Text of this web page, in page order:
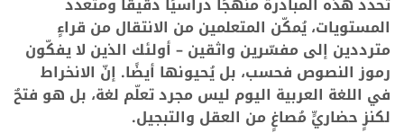
المستويات، يُمكّن المتعلمين من الانتقال من قراءٍ
مترددين إلى مفسّرين واثقين – أولئك الذين لا يفكّون
رموز النصوص فحسب، بل يُحيونها أيضًا. إنّ الانخراط
في اللغة العربية اليوم ليس مجرد تعلّم لغة، بل هو فتحٌ
لكنزٍ حضاريٍّ مُصاغٍ من العقل والتبجيل.